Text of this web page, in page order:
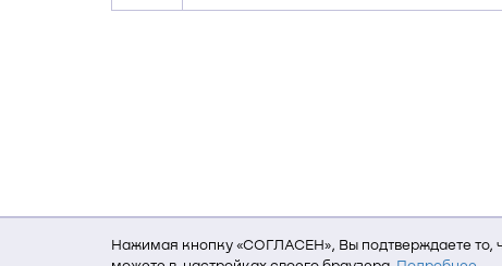
Нажимая кнопку «СОГЛАСЕН», Вы подтверждаете